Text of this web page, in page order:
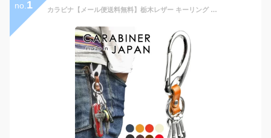
no. 1 カラビナ【メール便送料無料】栃木レザー キーリング キーホルダー・キーケース キーリング 栃木レザーキーケース メンズ キーホルダー キーフック 取扱店 メンズ レディース